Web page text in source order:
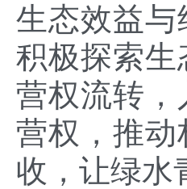
生态效益
积极探索
营权流转
营权，推
收，让绿水